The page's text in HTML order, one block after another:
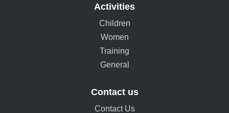
Activities
Children
Women
Training
General
Contact us
Contact Us